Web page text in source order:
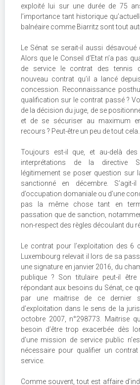
exploité lui sur une durée de 75
l’importance tant historique
balnéaire comme Biarritz sont tout
Le Sénat se serait-il aussi
Alors que le Conseil d’Etat n’a pas
de service le contrat des tennis
nouveau contrat qu’il a lancé
concession. Reconnaissance
qualification sur le contrat passé ?
de la décision du juge, de se
et de se sécuriser au maximum
recours ? Peut-être un peu de tout cela…
Toujours est-il que, et au-delà
interprétations de la directive
légitimement se poser question sur
sanctionné en décembre. S’agit-
d’occupation domaniale ou d’une
pas la même chose tant en
passation que de sanction,
non-respect des règles découlant du
Le contrat pour l’exploitation des 6
Luxembourg relevait il lors de sa
une signature en janvier 2016, du
publique ? Son titulaire peut-il
répondant aux besoins du Sénat, ce
par une maitrise de ce dernier
d’exploitation dans le sens de la
octobre 2007, n°298773. Maitrise
besoin d’être trop exacerbée dès
d’une mission de service public
nécessaire pour qualifier un
service.
Comme souvent, tout est affaire